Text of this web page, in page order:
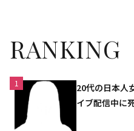
RANKING
1
20代の日本人
イブ配信中に